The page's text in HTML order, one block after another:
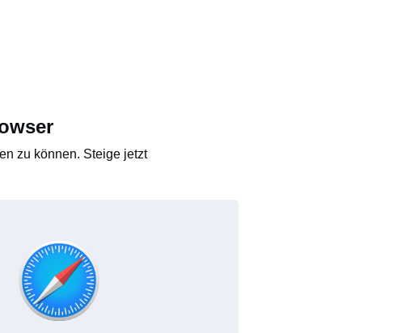
zu können. Steige jetzt